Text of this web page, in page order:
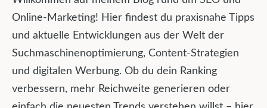
Online-Marketing! Hier findest du praxisnahe Tipps
und aktuelle Entwicklungen aus der Welt der
Suchmaschinenoptimierung, Content-Strategien
und digitalen Werbung. Ob du dein Ranking
verbessern, mehr Reichweite generieren oder